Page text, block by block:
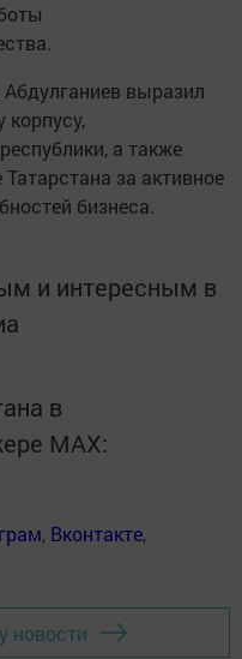
выразил
корпусу,
а также
за активное
бизнеса.
и интересным в
в
MАХ:
, Вконтакте,
новости